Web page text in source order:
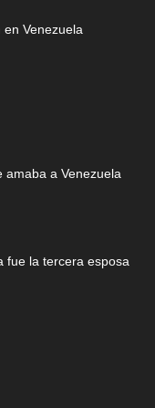
en Venezuela
amaba a Venezuela
fue la tercera esposa